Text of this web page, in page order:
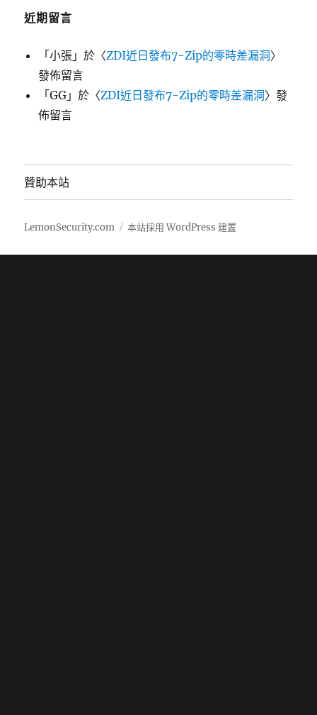
近期留言
「小張 」於〈ZDI近日發布7-Zip的零時差漏洞〉
發佈留言
「GG 」於〈ZDI近日發布7-Zip的零時差漏洞〉發
佈留言
贊助本站
LemonSecurity.com 本站採用 WordPress 建置